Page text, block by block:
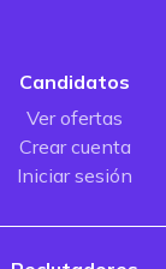
Candidatos
Ver ofertas
Crear cuenta
Iniciar sesión